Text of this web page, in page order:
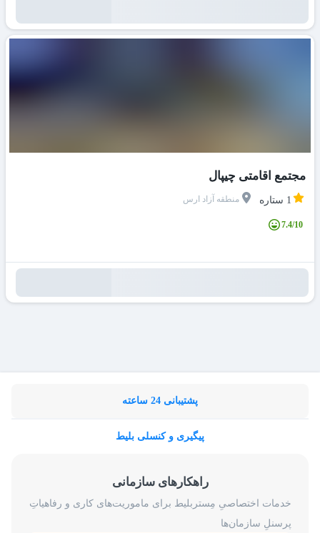
مجتمع اقامتی چیپال
1 ستاره منطقه آزاد ارس
7.4/10
پشتیبانی 24 ساعته
پیگیری و کنسلی بلیط
راهکارهای سازمانی
خدمات اختصاصیِ مِستربلیط برای ماموریت‌های کاری و رفاهیاتِ
پرسنلِ سازمان‌ها